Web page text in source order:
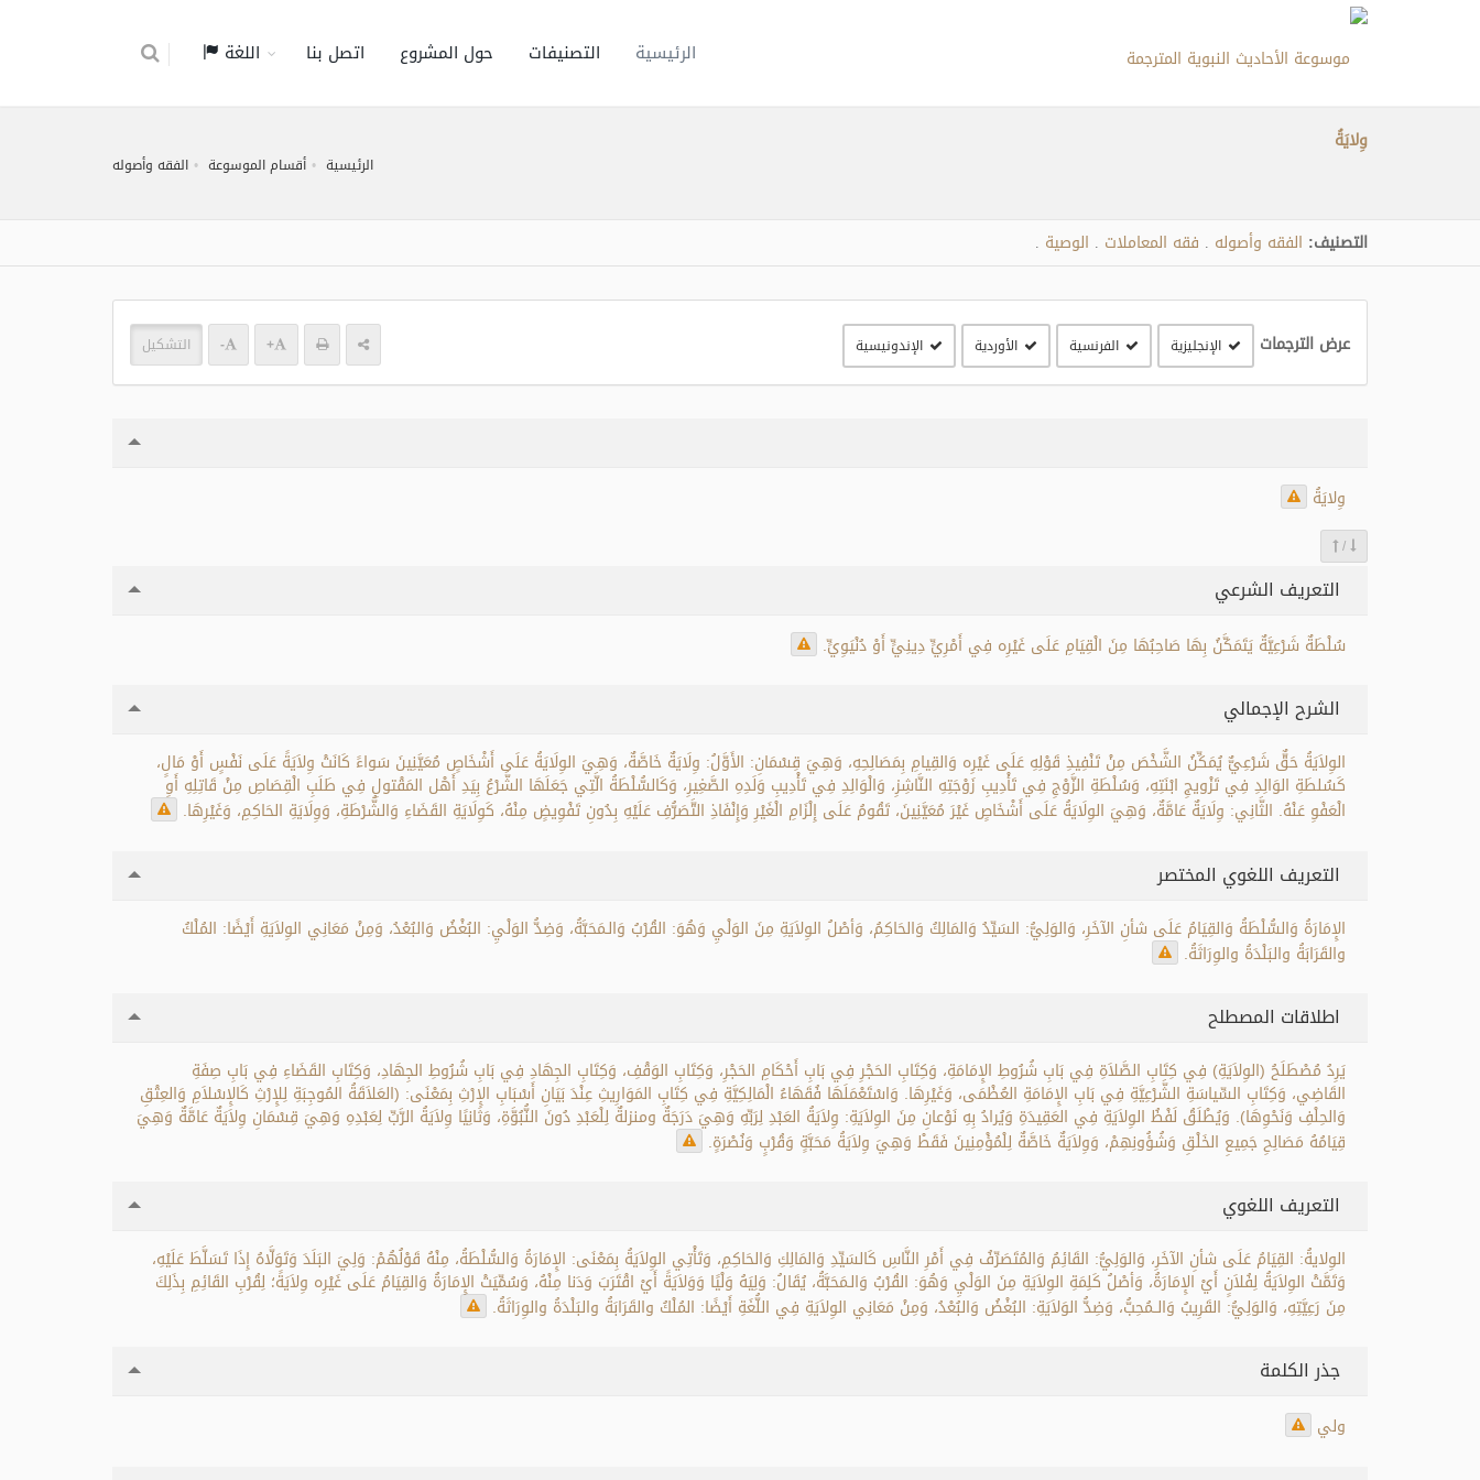
الرئيسية التصنيفات حول المشروع اتصل بنا اللغة
وِلايَةُ
الرئيسية أقسام الموسوعة الفقه وأصوله
التصنيف: الفقه وأصوله فقه المعاملات الوصية
عرض الترجمات الإنجليزية الفرنسية الأوردية الإندونيسية +
- التشكيل
وِلايَةُ
/
التعريف الشرعي
سُلْطَةٌ شَرْعِيَّةٌ يَتَمَكَّنُ بِهَا صَاحِبُهَا مِنَ الْقِيَامِ عَلَى غَيْرِه فِي أَمْرِيٍّ دِينِيٍّ أَوْ دُنْيَوِيٍّ.
الشرح الإجمالي
الوِلاَيَةُ حَقٌّ شَرْعِيٌّ يُمَكِّنُ الشَّخْصَ مِنْ تَنْفِيذِ قَوْلِهِ عَلَى غَيْرِه وَالقِيامِ بِمَصَالِحِهِ، وَهِيَ قِسْمَانِ: الأَوَّلُ: وِلَايَةٌ خَاصَّةٌ، وَهِيَ الوِلَايَةُ عَلَى أَشْخَاصٍ مُعَيَّنِينَ سَواءً كَانَتْ وِلاَيَةً عَلَى نَفْسٍ أَوْ مَالٍ،
كَسُلطَةِ الوَالِدِ فِي تَزْويجِ ابْنَتِهِ، وَسُلْطَةِ الزَّوْجِ فِي تَأْدِيبِ زَوْجَتِهِ النَّاشِزِ، وَالْوَالِدِ فِي تَأْدِيبِ وَلَدِهِ الصَّغِيرِ، وَكَالسُّلْطَةُ الَّتِي جَعَلَهَا الشَّرْعُ بِيَدِ أَهْل المَقْتولِ فِي طَلَبِ الْقِصَاصِ مِنْ قَاتِلِهِ أَوِ
الْعَفْوِ عَنْهُ. الثَّانِي: وِلَايَةٌ عَامَّةٌ، وَهِيَ الوِلَايَةُ عَلَى أَشْخَاصٍ غَيْرَ مُعَيَّنِينَ، تَقُومُ عَلَى إِلْزَامِ الْغَيْرِ وَإِنْفَاذِ التَّصَرُّفِ عَلَيْهِ بِدُونِ تَفْوِيضٍ مِنْهُ، كَوِلَايَةِ القَضَاءِ وَالشُّرْطَةِ، وَوِلَايَةِ الحَاكِمِ، وَغَيْرِهَا.
التعريف اللغوي المختصر
الإِمَارَةُ وَالسُّلْطَةُ وَالقِيَامُ عَلَى شأنِ الآخَرِ، وَالوَلِيُّ: السَيِّدُ وَالمَالِكُ وَالحَاكِمُ، وَأصْلُ الوِلاَيَةِ مِنَ الوَلْيِ وَهُوَ: القُرْبُ وَالـمَحَبَّةُ، وَضِدُّ الوَلْيِ: البُغْضُ وَالبُعْدُ، وَمِنْ مَعَانِي الوِلاَيَةِ أَيْضًا: المُلْكُ
والقَرَابَةُ والبَلْدَةُ والوِرَاثَةُ.
اطلاقات المصطلح
يَرِدُ مُصْطَلَحُ (الوِلاَيَةِ) فِي كِتَابِ الصَّلاَةِ فِي بَابِ شُرُوطِ الإِمَامَةِ، وَكِتَابِ الحَجْرِ فِي بَابِ أَحْكَامِ الحَجْرِ، وَكِتَابِ الوَقْفِ، وَكِتَابِ الجِهَادِ فِي بَابِ شُرُوطِ الجِهَادِ، وَكِتَابِ القَضَاءِ فِي بَابِ صِفَةِ
القَاضِي، وَكِتَابِ السِّياسَةِ الشَّرْعِيَّةِ فِي بَابِ الإِمَامَةِ العُظْمَى، وَغَيْرِهَا. وَاسْتَعْمَلَهَا فُقَهَاءُ الْمَالِكِيَّةِ فِي كِتَابِ المَوَارِيثِ عِنْدَ بَيَانِ أَسْبَابِ الإِرْثِ بِمَعْنَى: (العَلاَقَةُ المُوجِبَةِ لِلإِرْثِ كَالإِسْلاَمِ وَالعِتْقِ
وَالحِلْفِ وَنَحْوِهَا). وَيُطْلَقُ لَفْظُ الوِلاَيَةِ فِي العَقِيدَةِ وَيُرادُ بِهِ نَوْعانِ مِنَ الوِلاَيَةِ: وِلاَيَةُ العَبْدِ لِرَبِّهِ وَهِيَ دَرَجَةٌ ومنزلةٌ لِلْعَبْدِ دُونَ النُّبُوَّةِ، وَثَانِيًا وِلاَيَةُ الرَّبِّ لِعَبْدِهِ وَهِيَ قِسْمَانِ وِلاَيَةٌ عَامَّةٌ وَهِيَ
قِيَامُهُ مَصَالِحِ جَمِيعِ الخَلْقِ وَشُؤُونِهِمْ، وَوِلاَيَةٌ خَاصَّةٌ لِلْمُؤْمِنِينَ فَقَطْ وَهِيَ وِلاَيَةُ مَحَبَّةٍ وَقُرْبٍ وَنُصْرَةٍ.
التعريف اللغوي
الوِلايةُ: القِيَامُ عَلَى شأنِ الآخَرِ، وَالوَلِيُّ: القَائِمُ وَالمُتَصَرِّفُ فِي أَمْرِ النَّاسِ كَالسَيِّدِ وَالمَالِكِ وَالحَاكِمِ، وَتَأْتِي الوِلاَيَةُ بِمَعْنَى: الإِمَارَةُ وَالسُّلْطَةُ، مِنْهُ قَوْلُهُمْ: وَلِيَ البَلَدَ وَتَوَلَّاهُ إِذَا تَسَلَّطَ عَلَيْهِ،
وَتَمَّتْ الوِلاَيَةُ لِفُلاَنٍ أَيْ الإِمَارَةُ، وَأصْلُ كَلِمَةِ الوِلاَيَةِ مِنَ الوَلْيِ وَهُوَ: القُرْبُ وَالـمَحَبَّةُ، يُقَالُ: وَلِيَهُ وَلْيًا وَوَلاَيَةً أَيْ اقْتَرَبَ وَدَنا مِنْهُ، وَسُمِّيَتْ الإِمَارَةُ وَالقِيَامُ عَلَى غَيْرِه وِلاَيَةً؛ لِقُرْبِ القَائِمِ بِذَلِكَ
مِنَ رَعِيَّتِهِ، وَالوَلِيُّ: القَرِيبُ وَالــمُحِبُّ، وَضِدُّ الوَلاَيَةِ: البُغْضُ وَالبُعْدُ، وَمِنْ مَعَانِي الوِلاَيَةِ فِي اللُّغَةِ أَيْضًا: المُلْكُ والقَرَابَةُ والبَلْدَةُ والوِرَاثَةُ.
جذر الكلمة
ولي